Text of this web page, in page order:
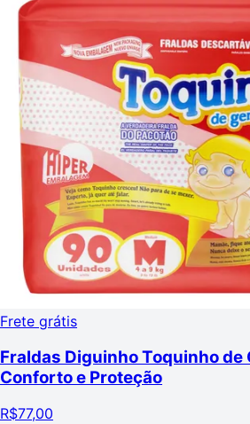
Frete grátis
Fraldas Diguinho Toquinho de
Conforto e Proteção
R$77,00